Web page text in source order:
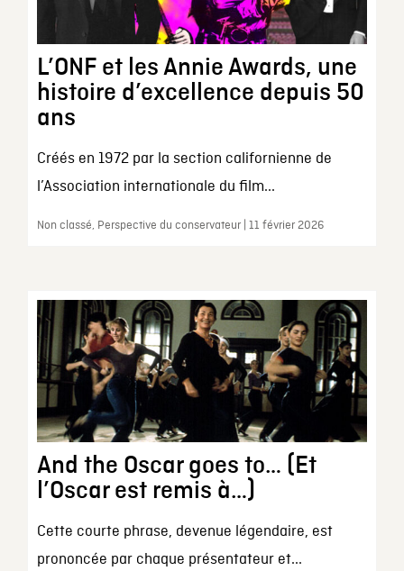
L’ONF et les Annie Awards, une
histoire d’excellence depuis 50
ans
Créés en 1972 par la section californienne de
l’Association internationale du film...
Non classé, Perspective du conservateur | 11 février 2026
And the Oscar goes to… (Et
l’Oscar est remis à…)
Cette courte phrase, devenue légendaire, est
prononcée par chaque présentateur et...